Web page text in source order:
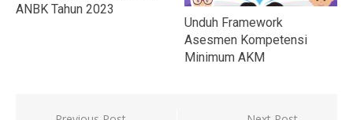
ANBK Tahun 2023
Unduh Framework
Asesmen Kompetensi
Minimum AKM